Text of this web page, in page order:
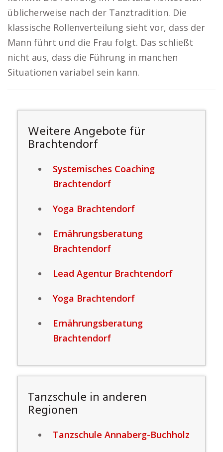
üblicherweise nach der Tanztradition. Die
klassische Rollenverteilung sieht vor, dass der
Mann führt und die Frau folgt. Das schließt
nicht aus, dass die Führung in manchen
Situationen variabel sein kann.
Weitere Angebote für
Brachtendorf
Systemisches Coaching
Brachtendorf
Yoga Brachtendorf
Ernährungsberatung
Brachtendorf
Lead Agentur Brachtendorf
Yoga Brachtendorf
Ernährungsberatung
Brachtendorf
Tanzschule in anderen
Regionen
Tanzschule Annaberg-Buchholz